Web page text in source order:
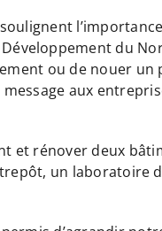
du
ou de nouer
aux
et rénover deux
un laboratoire